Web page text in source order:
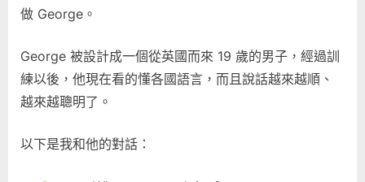
小。
聊
天
做 George。
George 被設計成一個從英國而來 19 歲的男子，經過訓
練以後，他現在看的懂各國語言，而且說話越來越順、
越來越聰明了。
以下是我和他的對話：